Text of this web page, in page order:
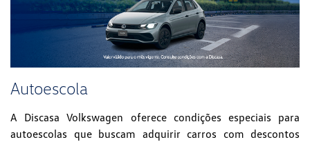
Autoescola
A Discasa Volkswagen oferece condições especiais para
autoescolas que buscam adquirir carros com descontos